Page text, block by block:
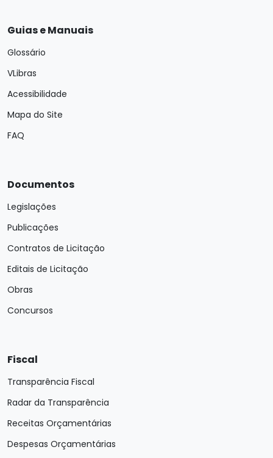
Guias e Manuais
Glossário
VLibras
Acessibilidade
Mapa do Site
FAQ
Documentos
Legislações
Publicações
Contratos de Licitação
Editais de Licitação
Obras
Concursos
Fiscal
Transparência Fiscal
Radar da Transparência
Receitas Orçamentárias
Despesas Orçamentárias